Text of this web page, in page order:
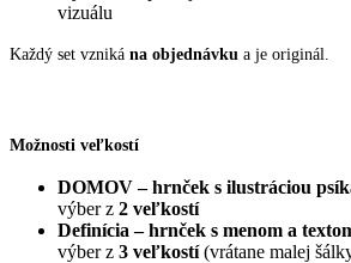
vizuálu
Každý set vzniká na objednávku a je originál.
Možnosti veľkostí
DOMOV – hrnček s ilustráciou
výber z 2 veľkostí
Definícia – hrnček s menom a
výber z 3 veľkostí(vrátane malej